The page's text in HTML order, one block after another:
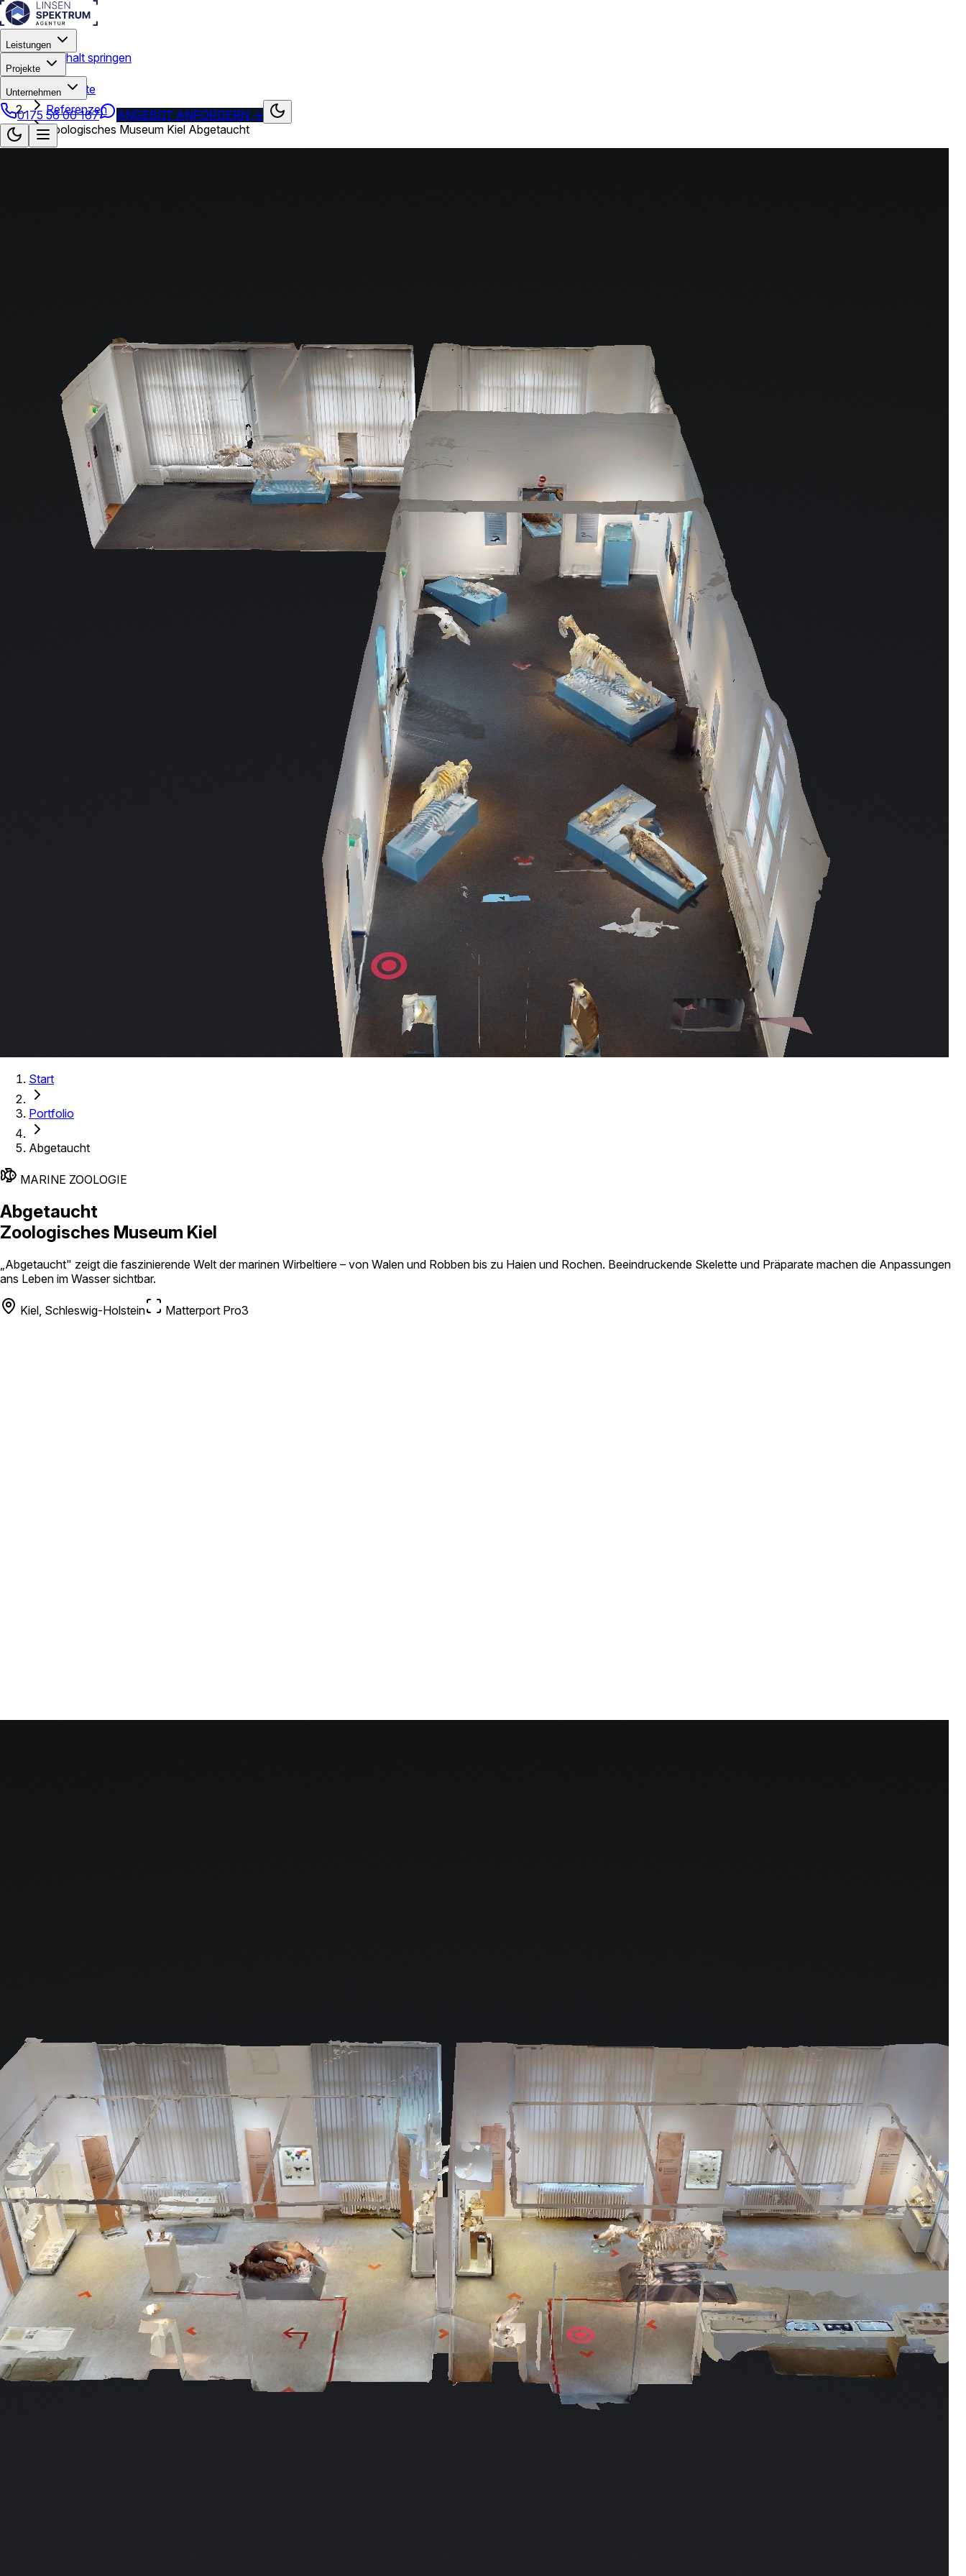
Zum Hauptinhalt springen
Startseite
Referenzen
Zoologisches Museum Kiel Abgetaucht
Leistungen
Projekte
Unternehmen
0175 56 00 167 ANGEBOT ANFORDERN →
Start
Portfolio
Abgetaucht
MARINE ZOOLOGIE
Abgetaucht
Zoologisches Museum Kiel
„Abgetaucht" zeigt die faszinierende Welt der marinen Wirbeltiere – von Walen und Robben bis zu Haien und Rochen. Beeindruckende Skelette und Präparate machen die Anpassungen
ans Leben im Wasser sichtbar.
Kiel, Schleswig-Holstein Matterport Pro3